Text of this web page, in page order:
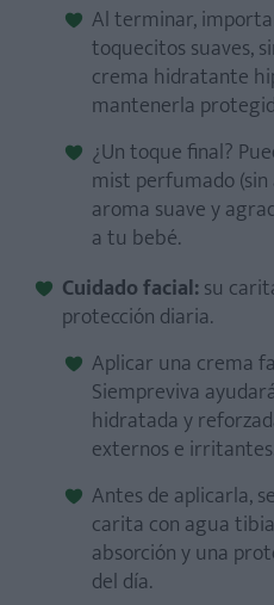
Al terminar,
toquecitos suaves,
crema hidratante
mantenerla
¿Un toque final?
mist perfumado
aroma suave y
a tu bebé.
Cuidado facial:su
protección diaria.
Aplicar una crema
Siempreviva
hidratada y
externos e irritantes.
Antes de aplicarla,
carita con agua
absorción y una
del día.